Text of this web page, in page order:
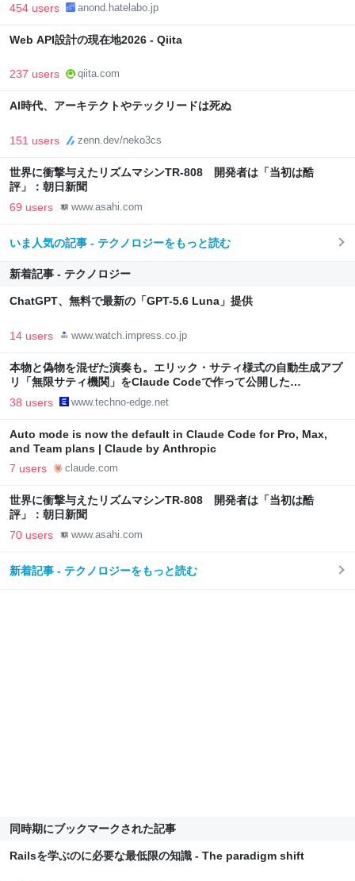
454 users anond.hatelabo.jp
Web API設計の現在地2026 - Qiita
237 users qiita.com
AI時代、アーキテクトやテックリードは死ぬ
151 users zenn.dev/neko3cs
世界に衝撃与えたリズムマシンTR-808 開発者は「当初は酷
評」：朝日新聞
69 users www.asahi.com
いま人気の記事 - テクノロジーをもっと読む
新着記事 - テクノロジー
ChatGPT、無料で最新の「GPT-5.6 Luna」提供
14 users www.watch.impress.co.jp
本物と偽物を混ぜた演奏も。エリック・サティ様式の自動生成アプ
リ「無限サティ機関」をClaude Codeで作って公開した
（CloseBox） | テクノエッジ TechnoEdge
38 users www.techno-edge.net
Auto mode is now the default in Claude Code for Pro, Max,
and Team plans | Claude by Anthropic
7 users claude.com
世界に衝撃与えたリズムマシンTR-808 開発者は「当初は酷
評」：朝日新聞
70 users www.asahi.com
新着記事 - テクノロジーをもっと読む
同時期にブックマークされた記事
Railsを学ぶのに必要な最低限の知識 - The paradigm shift